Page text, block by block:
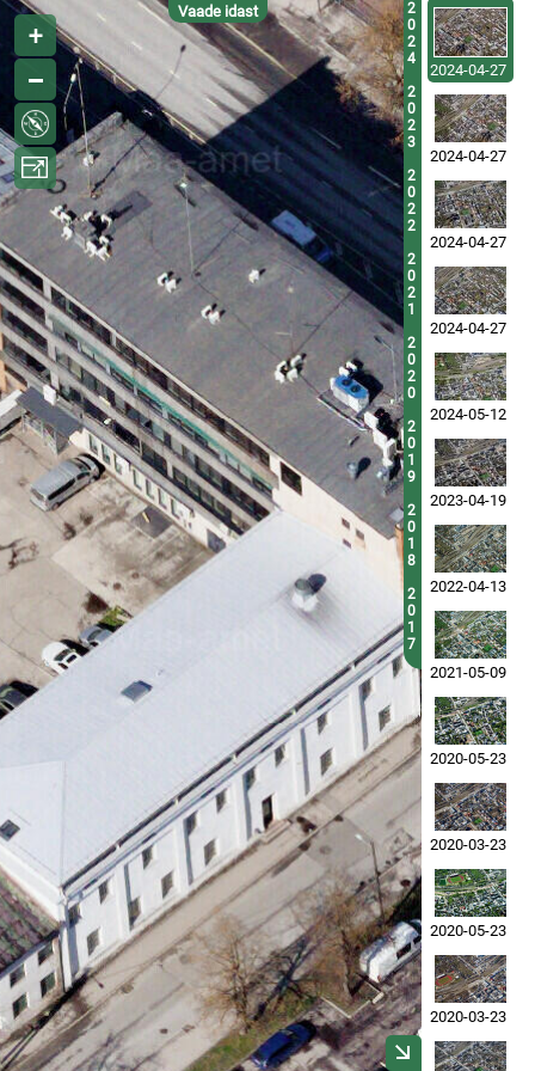
Vaade idast
2
0
2
4
2
0
2
3
2
0
2
2
2
0
2
1
2
0
2
0
2
0
1
9
2
0
1
8
2
0
1
7
2024-04-27
2024-04-27
2024-04-27
2024-04-27
2024-05-12
2023-04-19
2022-04-13
2021-05-09
2020-05-23
2020-03-23
2020-05-23
2020-03-23